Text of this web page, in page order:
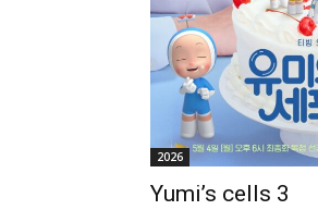
2026
Yumi’s cells 3